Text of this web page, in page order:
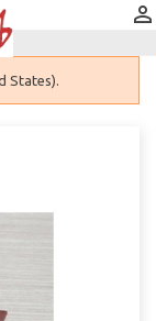

States).